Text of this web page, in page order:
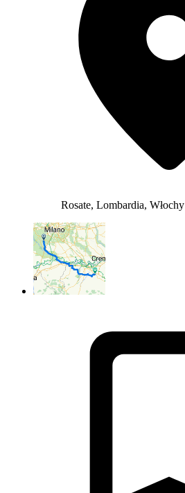
Rosate, Lombardia, Włochy